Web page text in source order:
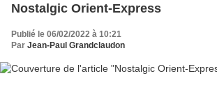
Nostalgic Orient-Express
Publié le 06/02/2022 à 10:21
Par Jean-Paul Grandclaudon